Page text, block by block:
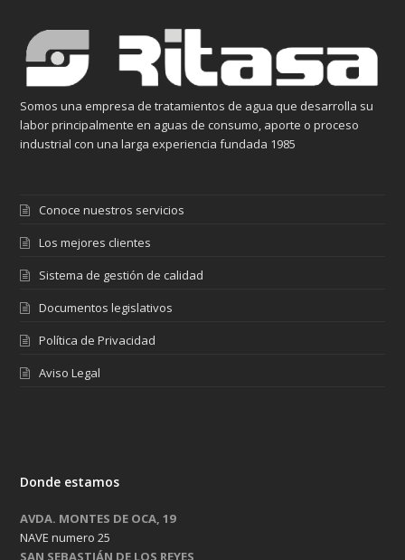
Somos una empresa de tratamientos de agua que desarrolla su
labor principalmente en aguas de consumo, aporte o proceso
industrial con una larga experiencia fundada 1985
Conoce nuestros servicios
Los mejores clientes
Sistema de gestión de calidad
Documentos legislativos
Política de Privacidad
Aviso Legal
Donde estamos
AVDA. MONTES DE OCA, 19
NAVE numero 25
SAN SEBASTIÁN DE LOS REYES